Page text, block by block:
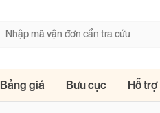
Bảng giá Bưu cục Hỗ trợ